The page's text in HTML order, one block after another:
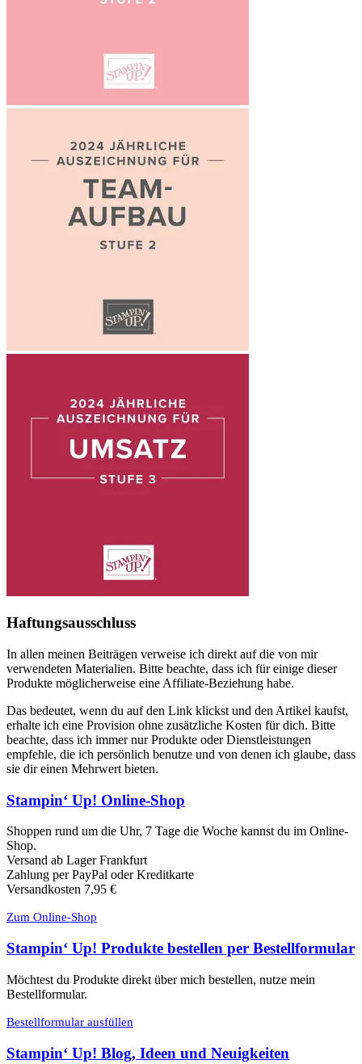
Haftungsausschluss
In allen meinen Beiträgen verweise ich direkt auf die von mir
verwendeten Materialien. Bitte beachte, dass ich für einige dieser
Produkte möglicherweise eine Affiliate-Beziehung habe.
Das bedeutet, wenn du auf den Link klickst und den Artikel kaufst,
erhalte ich eine Provision ohne zusätzliche Kosten für dich. Bitte
beachte, dass ich immer nur Produkte oder Dienstleistungen
empfehle, die ich persönlich benutze und von denen ich glaube, dass
sie dir einen Mehrwert bieten.
Stampin‘ Up! Online-Shop
Shoppen rund um die Uhr, 7 Tage die Woche kannst du im Online-
Shop.
Versand ab Lager Frankfurt
Zahlung per PayPal oder Kreditkarte
Versandkosten 7,95 €
Zum Online-Shop
Stampin‘ Up! Produkte bestellen per Bestellformular
Möchtest du Produkte direkt über mich bestellen, nutze mein
Bestellformular.
Bestellformular ausfüllen
Stampin‘ Up! Blog, Ideen und Neuigkeiten